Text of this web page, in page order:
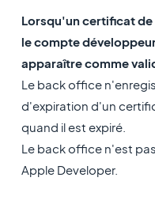
Lorsqu'un certificat
le compte
apparaître comme
Le back office
d'expiration d'un
quand il est expiré.
Le back office n'est
Apple Developer.